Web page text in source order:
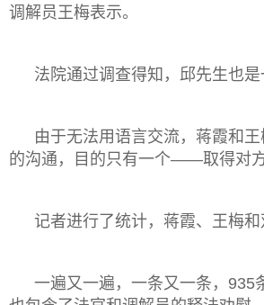
调解员王梅表示。
法院通过调查得知，邱先生也
由于无法用语言交流，蒋霞和
的沟通，目的只有一个——取得对
记者进行了统计，蒋霞、王梅
一遍又一遍，一条又一条，935